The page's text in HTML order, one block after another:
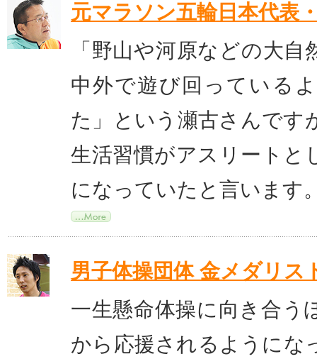
元マラソン五輪日本代表
「野山や河原などの大自
中外で遊び回っている
た」という瀬古さんです
生活習慣がアスリートと
になっていたと言います
男子体操団体 金メダリス
一生懸命体操に向き合う
から応援されるようにな